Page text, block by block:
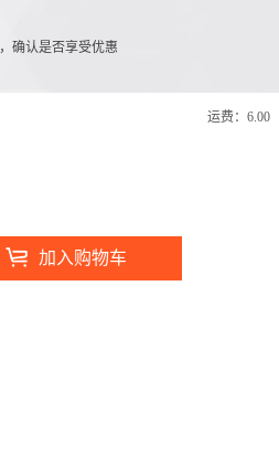
，确认是否享受优惠
运费： 6.00
加入购物车